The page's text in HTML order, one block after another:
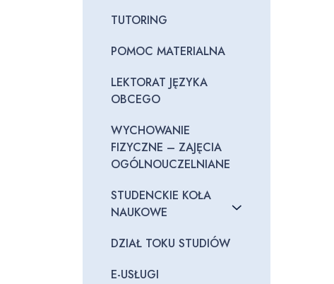
TUTORING
POMOC MATERIALNA
LEKTORAT JĘZYKA
OBCEGO
WYCHOWANIE
FIZYCZNE – ZAJĘCIA
OGÓLNOUCZELNIANE
STUDENCKIE KOŁA
NAUKOWE
DZIAŁ TOKU STUDIÓW
E-USŁUGI